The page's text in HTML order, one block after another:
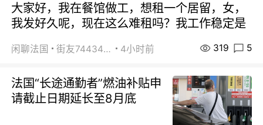
大家好，我在餐馆做工，想租一个居留，女，
我发好久呢，现在这么难租吗？我工作稳定是
闲聊法国 街友74434350 4小时前 319 5
法国“长途通勤者”燃油补贴申
请截止日期延长至8月底